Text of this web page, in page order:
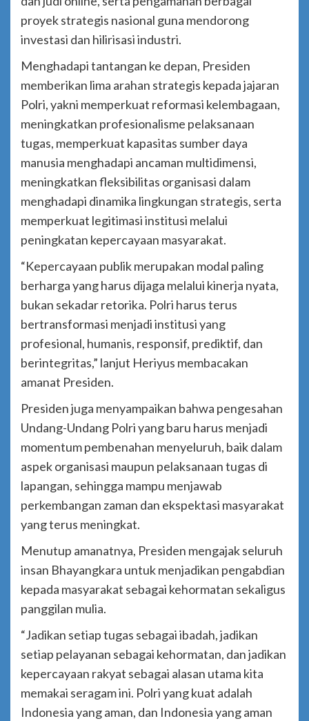
proyek strategis nasional guna mendorong
investasi dan hilirisasi industri.
Menghadapi tantangan ke depan, Presiden
memberikan lima arahan strategis kepada jajaran
Polri, yakni memperkuat reformasi kelembagaan,
meningkatkan profesionalisme pelaksanaan
tugas, memperkuat kapasitas sumber daya
manusia menghadapi ancaman multidimensi,
meningkatkan fleksibilitas organisasi dalam
menghadapi dinamika lingkungan strategis, serta
memperkuat legitimasi institusi melalui
peningkatan kepercayaan masyarakat.
“Kepercayaan publik merupakan modal paling
berharga yang harus dijaga melalui kinerja nyata,
bukan sekadar retorika. Polri harus terus
bertransformasi menjadi institusi yang
profesional, humanis, responsif, prediktif, dan
berintegritas,” lanjut Heriyus membacakan
amanat Presiden.
Presiden juga menyampaikan bahwa pengesahan
Undang-Undang Polri yang baru harus menjadi
momentum pembenahan menyeluruh, baik dalam
aspek organisasi maupun pelaksanaan tugas di
lapangan, sehingga mampu menjawab
perkembangan zaman dan ekspektasi masyarakat
yang terus meningkat.
Menutup amanatnya, Presiden mengajak seluruh
insan Bhayangkara untuk menjadikan pengabdian
kepada masyarakat sebagai kehormatan sekaligus
panggilan mulia.
“Jadikan setiap tugas sebagai ibadah, jadikan
setiap pelayanan sebagai kehormatan, dan jadikan
kepercayaan rakyat sebagai alasan utama kita
memakai seragam ini. Polri yang kuat adalah
Indonesia yang aman, dan Indonesia yang aman